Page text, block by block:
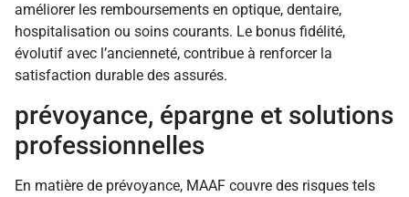
améliorer les remboursements en optique, dentaire,
hospitalisation ou soins courants. Le bonus fidélité,
évolutif avec l’ancienneté, contribue à renforcer la
satisfaction durable des assurés.
prévoyance, épargne et solutions
professionnelles
En matière de prévoyance, MAAF couvre des risques tels